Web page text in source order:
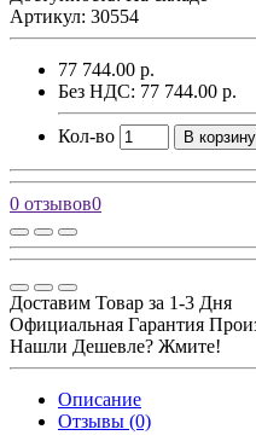
Артикул: 30554
77 744.00 р.
Без НДС: 77 744.00 р.
Кол-во В корзину
0 отзывов0
Доставим Товар за 1-3 Дня
Официальная Гарантия
Нашли Дешевле? Жмите!
Описание
Отзывы (0)